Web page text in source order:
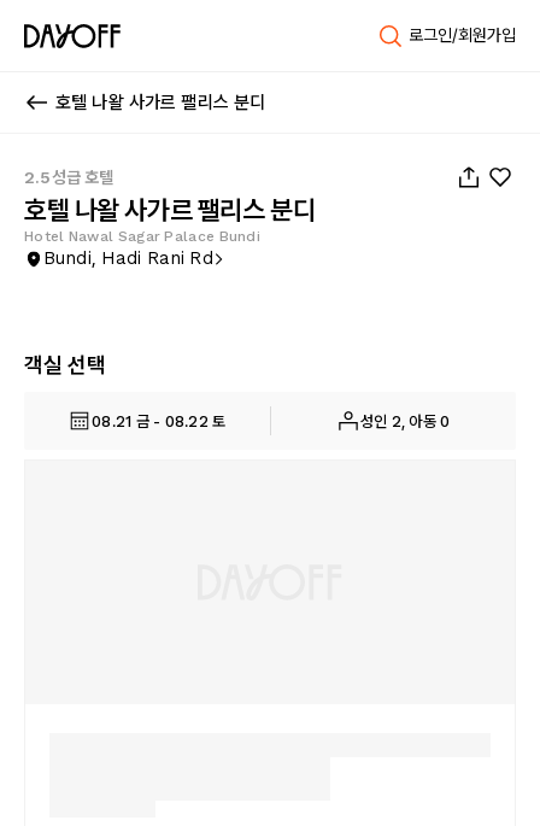
로그인/회원가입
호텔 나왈 사가르 팰리스 분디
2.5성급 호텔
호텔 나왈 사가르 팰리스 분디
Hotel Nawal Sagar Palace Bundi
Bundi, Hadi Rani Rd
객실 선택
08.21 금 - 08.22 토 성인 2, 아동 0